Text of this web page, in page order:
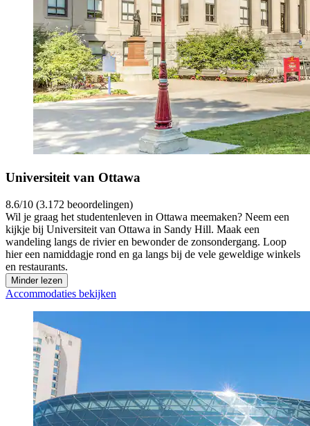
Universiteit van Ottawa
8.6/10 (3.172 beoordelingen)
Wil je graag het studentenleven in Ottawa meemaken? Neem een
kijkje bij Universiteit van Ottawa in Sandy Hill. Maak een
wandeling langs de rivier en bewonder de zonsondergang. Loop
hier een namiddagje rond en ga langs bij de vele geweldige winkels
en restaurants.
Minder lezen
Accommodaties bekijken